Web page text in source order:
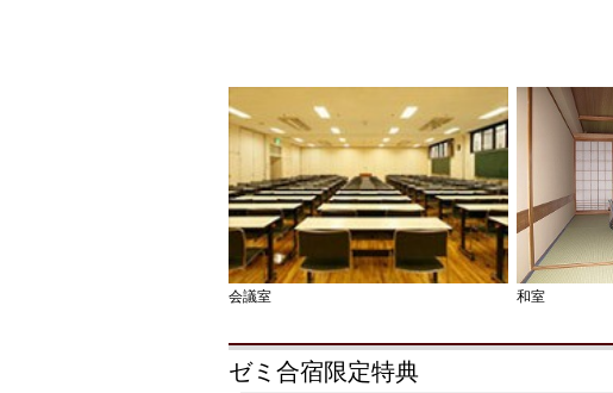
会議室 和室
ゼミ合宿限定特典